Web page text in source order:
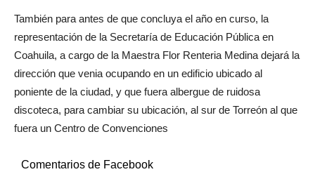
También para antes de que concluya el año en curso, la
representación de la Secretaría de Educación Pública en
Coahuila, a cargo de la Maestra Flor Renteria Medina dejará la
dirección que venia ocupando en un edificio ubicado al
poniente de la ciudad, y que fuera albergue de ruidosa
discoteca, para cambiar su ubicación, al sur de Torreón al que
fuera un Centro de Convenciones
Comentarios de Facebook